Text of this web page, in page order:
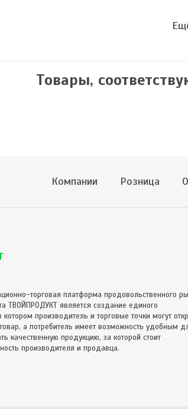
Товары,
Компании Розница
торговая платформа продовольственного
ТВОЙПРОДУКТ является создание единого
производитель и торговые точки могут
а потребитель имеет возможность удобным
качественную продукцию, за которой стоит
производителя и продавца.